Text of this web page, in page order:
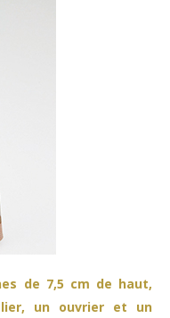
de 7,5 cm de haut,
un ouvrier et un